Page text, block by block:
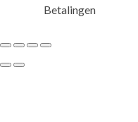
Betalingen